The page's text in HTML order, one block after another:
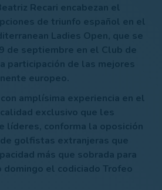
Recari encabezan el
de triunfo español en el
Ladies Open , que se
de septiembre en el Club de
participación de las mejores
europeo.
amplísima experiencia en el
exclusivo que les
líderes, conforma la oposición
golfistas extranjeras que
más que sobrada para
el codiciado Trofeo